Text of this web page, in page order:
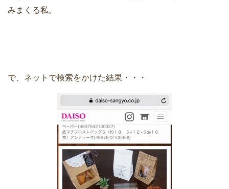
みまくる私。
で、ネットで検索をかけた結果・・・